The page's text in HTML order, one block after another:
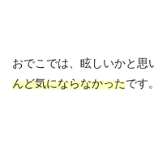
おでこでは、眩しいかと思
んど気にならなかったです。